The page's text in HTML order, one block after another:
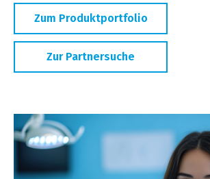
Zum Produktportfolio
Zur Partnersuche